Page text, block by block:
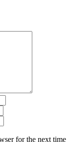
for the next time